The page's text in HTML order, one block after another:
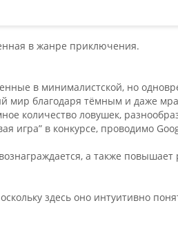
в жанре приключения.
в минималистской, но
мир благодаря тёмным и даже
количество ловушек,
игра” в конкурсе, проводимо
а также повышает
здесь оно интуитивно